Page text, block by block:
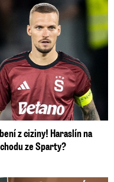
z ciziny! Haraslín na
ze Sparty?